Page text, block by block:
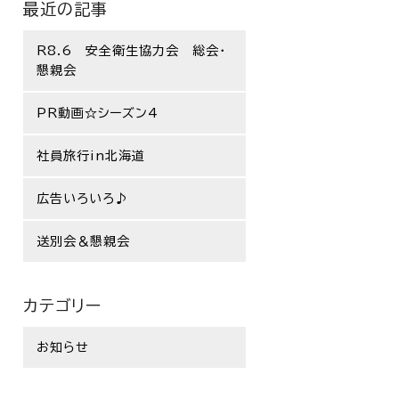
最近の記事
R8.6 安全衛生協力会 総会・
懇親会
PR動画☆シーズン4
社員旅行in北海道
広告いろいろ♪
送別会＆懇親会
カテゴリー
お知らせ